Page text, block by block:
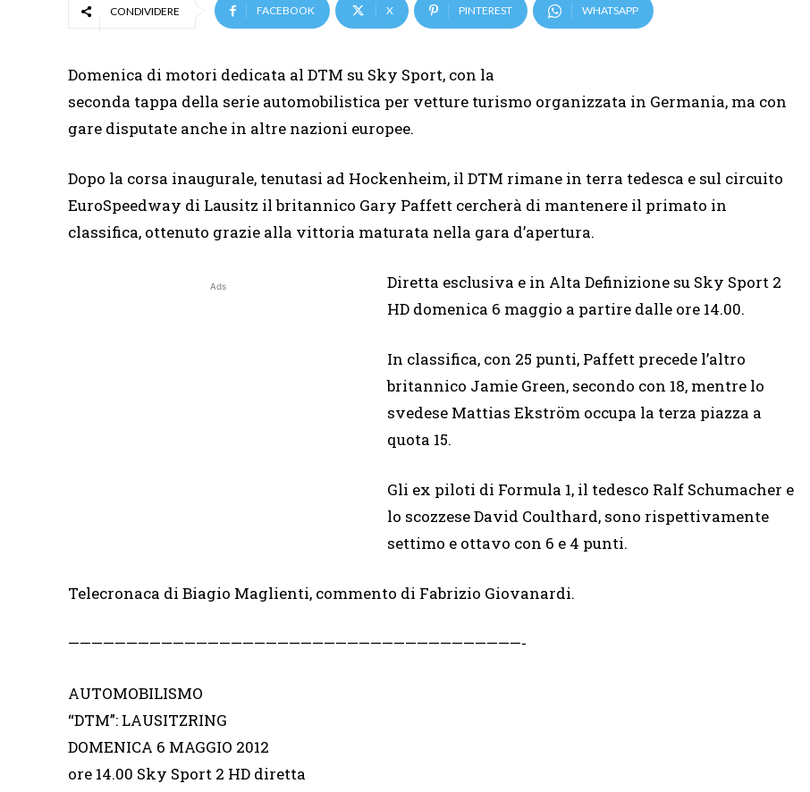
CONDIVIDERE FACEBOOK X PINTEREST WHATSAPP
Domenica di motori dedicata al DTM su Sky Sport, con la
seconda tappa della serie automobilistica per vetture turismo organizzata in Germania, ma con
gare disputate anche in altre nazioni europee.
Dopo la corsa inaugurale, tenutasi ad Hockenheim, il DTM rimane in terra tedesca e sul circuito
EuroSpeedway di Lausitz il britannico Gary Paffett cercherà di mantenere il primato in
classifica, ottenuto grazie alla vittoria maturata nella gara d’apertura.
Ads
Diretta esclusiva e in Alta Definizione su Sky Sport 2
HD domenica 6 maggio a partire dalle ore 14.00.
In classifica, con 25 punti, Paffett precede l’altro
britannico Jamie Green, secondo con 18, mentre lo
svedese Mattias Ekström occupa la terza piazza a
quota 15.
Gli ex piloti di Formula 1, il tedesco Ralf Schumacher e
lo scozzese David Coulthard, sono rispettivamente
settimo e ottavo con 6 e 4 punti.
Telecronaca di Biagio Maglienti, commento di Fabrizio Giovanardi.
———————————————————————————————————————-
AUTOMOBILISMO
“DTM”: LAUSITZRING
DOMENICA 6 MAGGIO 2012
ore 14.00 Sky Sport 2 HD diretta